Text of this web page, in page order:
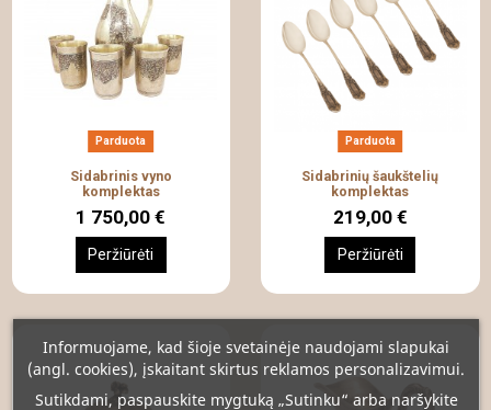
Parduota
Sidabrinis vyno
komplektas
1 750,00 €
Peržiūrėti
Parduota
Sidabrinių šaukštelių
komplektas
219,00 €
Peržiūrėti
Informuojame, kad šioje svetainėje naudojami slapukai
(angl. cookies), įskaitant skirtus reklamos personalizavimui.
Sutikdami, paspauskite mygtuką „Sutinku“ arba naršykite